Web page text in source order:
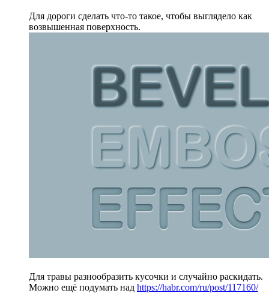
Для дороги сделать что-то такое, чтобы выглядело как
возвышенная поверхность.
Для травы разнообразить кусочки и случайно раскидать.
Можно ещё подумать над https://habr.com/ru/post/117160/